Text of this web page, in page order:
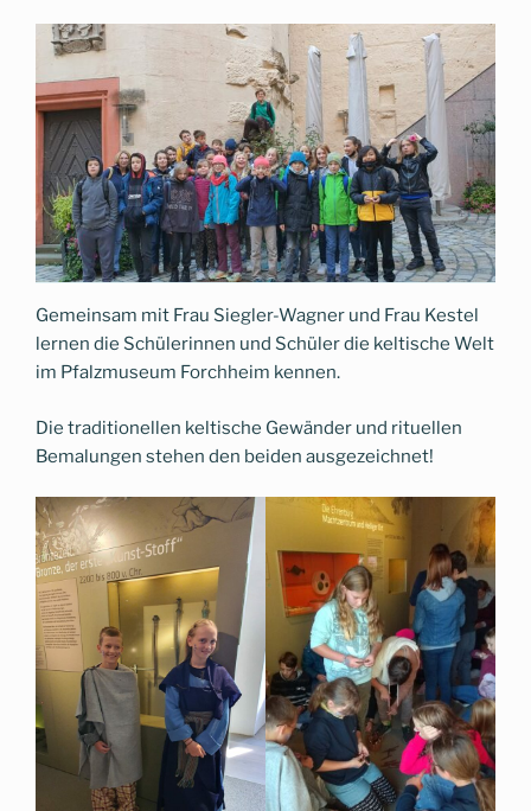
Gemeinsam mit Frau Siegler-Wagner und Frau Kestel
lernen die Schülerinnen und Schüler die keltische Welt
im Pfalzmuseum Forchheim kennen.
Die traditionellen keltische Gewänder und rituellen
Bemalungen stehen den beiden ausgezeichnet!